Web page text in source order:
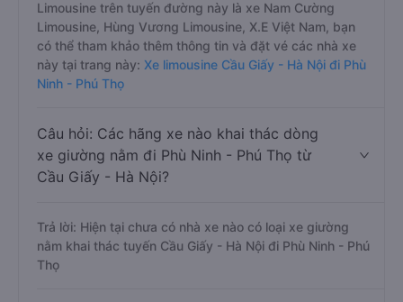
Giấy - Hà Nội?
Trả lời: Hiện tại có 3 hãng xe khai thác dòng xe
Limousine trên tuyến đường này là xe Nam Cường
Limousine, Hùng Vương Limousine, X.E Việt Nam, bạn
này tại trang này:Xe limousine Cầu Giấy - Hà Nội đi Phù
Ninh - Phú Thọ
xe giường nằm đi Phù Ninh - Phú Thọ từ
Cầu Giấy - Hà Nội?